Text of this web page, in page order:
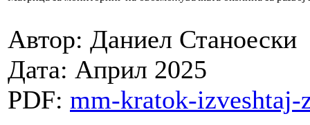
Автор: Даниел Станоески
Дата: Април 2025
PDF: mm-kratok-izveshtaj-